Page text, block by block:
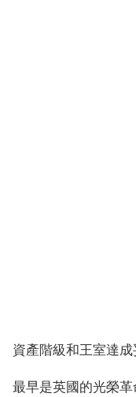
資產階級和王室達
最早是英國的光榮